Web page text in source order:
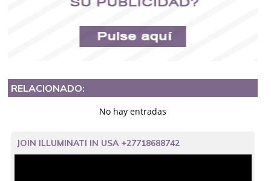
RELACIONADO:
No hay entradas
JOIN ILLUMINATI IN USA +27718688742